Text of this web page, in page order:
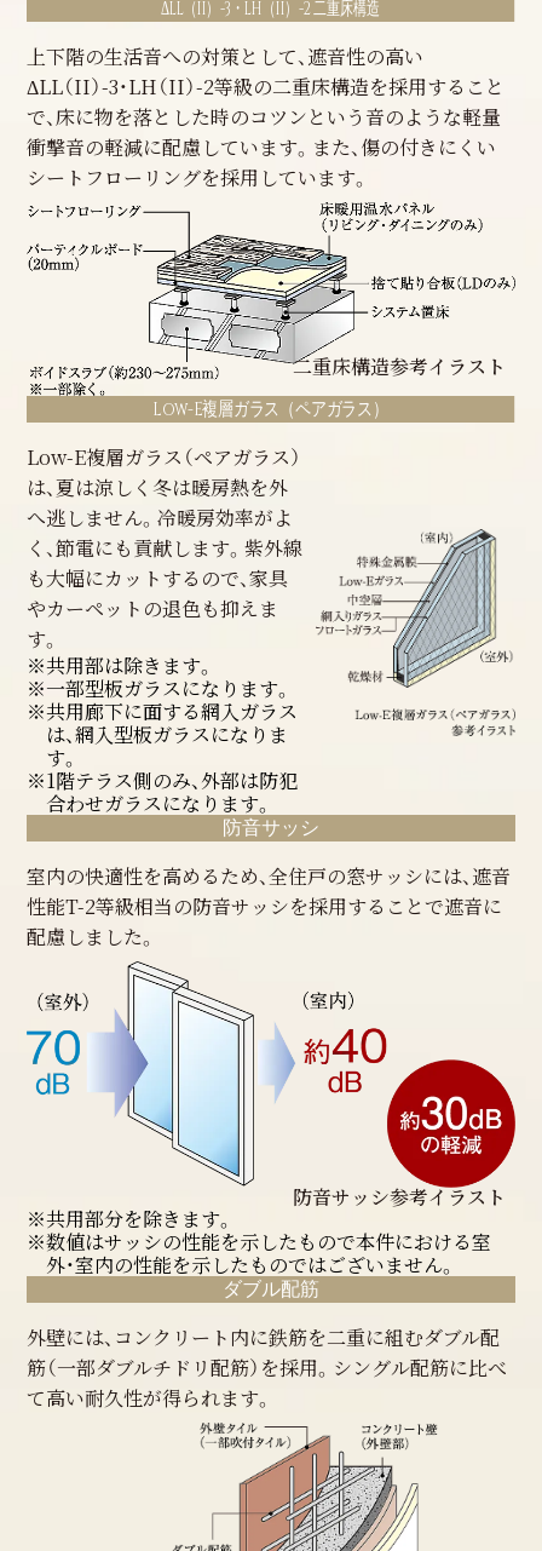
ΔLL（II）-3・LH（II）-2 二重床構造
上下階の生活音への対策として、遮音性の高い
ΔLL（II）-3・LH（II）-2等級の二重床構造を採用すること
で、床に物を落とした時のコツンという音のような軽量
衝撃音の軽減に配慮しています。また、傷の付きにくい
シートフローリングを採用しています。
二重床構造参考イラスト
Low-E複層ガラス（ペアガラス）
Low-E複層ガラス（ペアガラス）
は、夏は涼しく冬は暖房熱を外
へ逃しません。冷暖房効率がよ
く、節電にも貢献します。紫外線
も大幅にカットするので、家具
やカーペットの退色も抑えま
す。
※共用部は除きます。
※一部型板ガラスになります。
※共用廊下に面する網入ガラス
は、網入型板ガラスになりま
す。
※1階テラス側のみ、外部は防犯
合わせガラスになります。
防音サッシ
室内の快適性を高めるため、全住戸の窓サッシには、遮音
性能T-2等級相当の防音サッシを採用することで遮音に
配慮しました。
防音サッシ参考イラスト
※共用部分を除きます。
※数値はサッシの性能を示したもので本件における室
外・室内の性能を示したものではございません。
ダブル配筋
外壁には、コンクリート内に鉄筋を二重に組むダブル配
筋（一部ダブルチドリ配筋）を採用。シングル配筋に比べ
て高い耐久性が得られます。